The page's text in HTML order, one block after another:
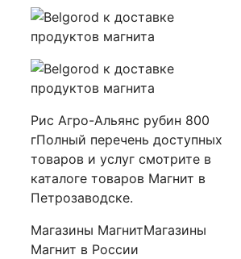
Рис Агро-Альянс рубин 800
гПолный перечень доступных
товаров и услуг смотрите в
каталоге товаров Магнит в
Петрозаводске.
Магазины МагнитМагазины
Магнит в России